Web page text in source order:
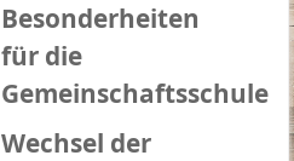
Besonderheiten
für die
Gemeinschaftsschule
Wechsel der